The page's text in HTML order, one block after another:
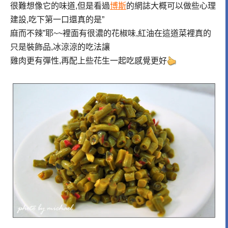
很難想像它的味道,但是看過博斯的網誌大概可以做些心理
建設,吃下第一口還真的是”
麻而不辣”耶~~裡面有很濃的花椒味,紅油在這道菜裡真的
只是裝飾品,冰涼涼的吃法讓
雞肉更有彈性,再配上些花生一起吃感覺更好